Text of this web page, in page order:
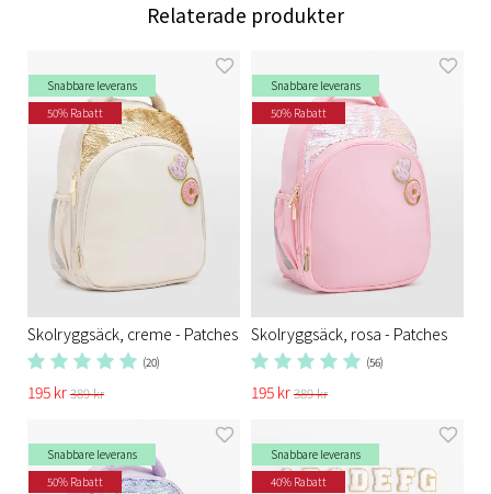
Relaterade produkter
Snabbare leverans
50% Rabatt
Skolryggsäck, creme - Patches
(20)
195 kr389 kr
Snabbare leverans
50% Rabatt
Skolryggsäck, rosa - Patches
(56)
195 kr389 kr
Snabbare leverans
50% Rabatt
Snabbare leverans
40% Rabatt